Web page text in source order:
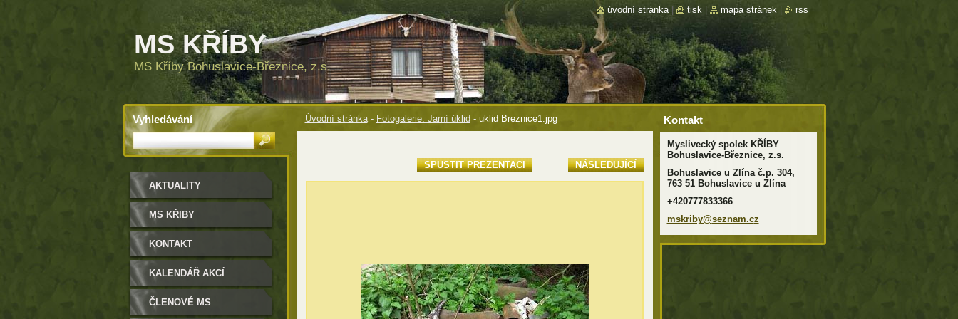
MS KŘÍBY
MS Kříby Bohuslavice-Březnice, z.s.
Úvodní stránka - Fotogalerie: Jarní úklid - uklid Breznice1.jpg
SPUSTIT PREZENTACI
NÁSLEDUJÍCÍ
AKTUALITY
MS KŘIBY
KONTAKT
KALENDÁŘ AKCÍ
ČLENOVÉ MS
Kontakt
Myslivecký spolek KŘÍBY
Bohuslavice-Březnice, z.s.
Bohuslavice u Zlína č.p. 304,
763 51 Bohuslavice u Zlína
+420777833366
mskriby@seznam.cz
Vyhledávání
úvodní stránka tisk mapa stránek rss